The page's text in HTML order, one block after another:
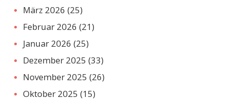
März 2026 (25)
Februar 2026 (21)
Januar 2026 (25)
Dezember 2025 (33)
November 2025 (26)
Oktober 2025 (15)